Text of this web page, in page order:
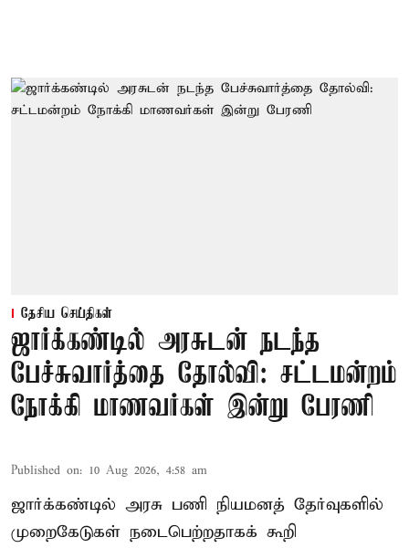
தேசிய செய்திகள்
ஜார்க்கண்டில் அரசுடன் நடந்த
பேச்சுவார்த்தை தோல்வி: சட்டமன்றம்
நோக்கி மாணவர்கள் இன்று பேரணி
Published on: 10 Aug 2026, 4:58 am
ஜார்க்கண்டில் அரசு பணி நியமனத் தேர்வுகளில்
முறைகேடுகள் நடைபெற்றதாகக் கூறி